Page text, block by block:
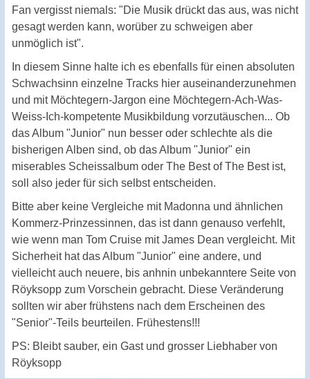
Fan vergisst niemals: "Die Musik drückt das aus, was nicht
gesagt werden kann, worüber zu schweigen aber
unmöglich ist".
In diesem Sinne halte ich es ebenfalls für einen absoluten
Schwachsinn einzelne Tracks hier auseinanderzunehmen
und mit Möchtegern-Jargon eine Möchtegern-Ach-Was-
Weiss-Ich-kompetente Musikbildung vorzutäuschen... Ob
das Album "Junior" nun besser oder schlechte als die
bisherigen Alben sind, ob das Album "Junior" ein
miserables Scheissalbum oder The Best of The Best ist,
soll also jeder für sich selbst entscheiden.
Bitte aber keine Vergleiche mit Madonna und ähnlichen
Kommerz-Prinzessinnen, das ist dann genauso verfehlt,
wie wenn man Tom Cruise mit James Dean vergleicht. Mit
Sicherheit hat das Album "Junior" eine andere, und
vielleicht auch neuere, bis anhnin unbekanntere Seite von
Röyksopp zum Vorschein gebracht. Diese Veränderung
sollten wir aber frühstens nach dem Erscheinen des
"Senior"-Teils beurteilen. Frühestens!!!
PS: Bleibt sauber, ein Gast und grosser Liebhaber von
Röyksopp